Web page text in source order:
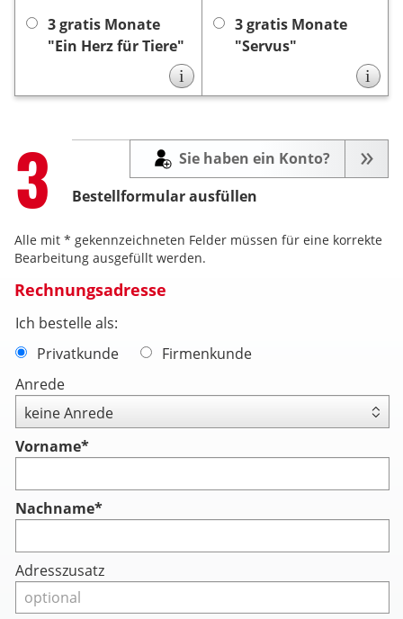
3 gratis Monate
"Ein Herz für Tiere"
keine
Kündigung notwendig.
i
3 gratis Monate
"Servus"
notwendig.
i
Step
3 Bestellformular ausfüllen
Sie haben ein Konto?
Alle mit * gekennzeichneten Felder müssen für eine korrekte
Bearbeitung ausgefüllt werden.
Rechnungsadresse
Ich bestelle als:
Privatkunde
Firmenkunde
Anrede
Vorname*
Nachname*
Adresszusatz